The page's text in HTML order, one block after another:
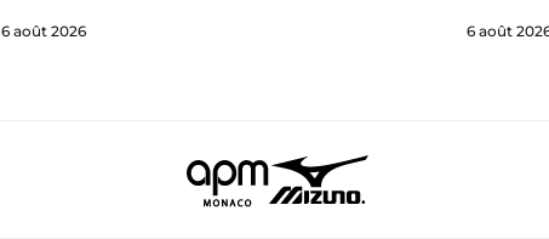
6 août 2026 6 août